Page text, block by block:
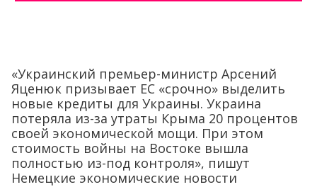
«Украинский премьер-министр Арсений
Яценюк призывает ЕС «срочно» выделить
новые кредиты для Украины. Украина
потеряла из-за утраты Крыма 20 процентов
своей экономической мощи. При этом
стоимость войны на Востоке вышла
полностью из-под контроля», пишут
Немецкие экономические новости